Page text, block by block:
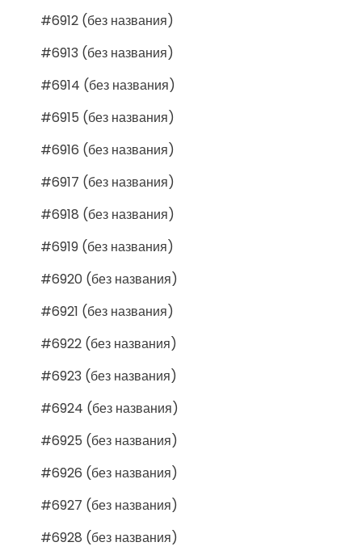
#6912 (без названия)
#6913 (без названия)
#6914 (без названия)
#6915 (без названия)
#6916 (без названия)
#6917 (без названия)
#6918 (без названия)
#6919 (без названия)
#6920 (без названия)
#6921 (без названия)
#6922 (без названия)
#6923 (без названия)
#6924 (без названия)
#6925 (без названия)
#6926 (без названия)
#6927 (без названия)
#6928 (без названия)